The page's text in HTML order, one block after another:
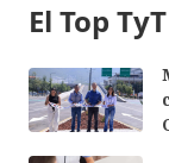
El Top